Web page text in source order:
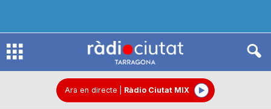
R
Ara en directe Ràdio Ciutat MIX